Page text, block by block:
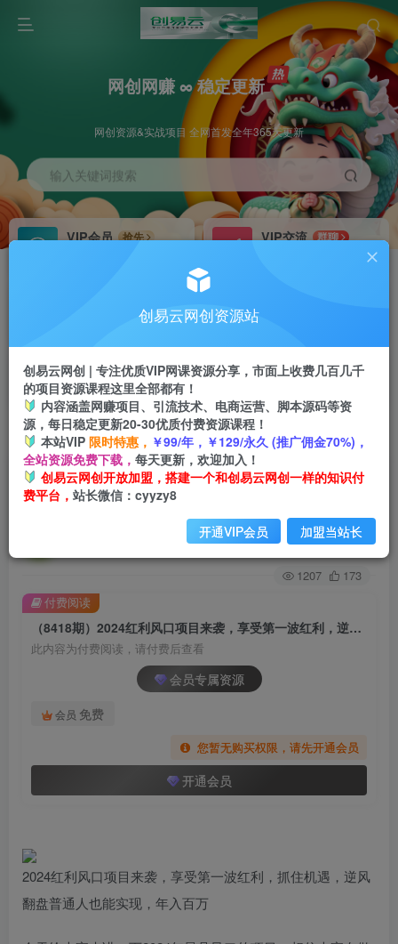
网创网赚 ∞ 稳定更新
网创资源&实战项目 全网首发全年365天更新
输入关键词搜索
VIP会员
抢先
VIP交流
群聊
研究探讨更多创业项目路子。
会员专属推广链接
挂机 项目
脚本卡密
APP下载
GO
首页 创业课程 会员专属 正文
（8418期）2024红利风口项目来袭，享受第一波
红利，逆风翻盘普通人也能实现，年入百万
关注
1207 173
（8418期）2024红利风口项目来袭，享受第一波红利，逆风翻盘普通人也能实现，年入百万
此内容为付费阅读，请付费后查看
会员专属资源
会员 免费
您暂无购买权限，请先开通会员
开通会员
付费阅读
2024红利风口项目来袭，享受第一波红利，抓住机遇，逆风
翻盘普通人也能实现，年入百万
创易云网创资源站
创易云网创 | 专注优质VIP网课资源分享，市面上收费几百几千
的项目资源课程这里全部都有！
内容涵盖网赚项目、引流技术、电商运营、脚本源码等资
源，每日稳定更新20-30优质付费资源课程！
本站VIP 限时特惠， ￥99/年，￥129/永久 (推广佣金70%)，
全站资源免费下载， 每天更新，欢迎加入！
创易云网创开放加盟，搭建一个和创易云网创一样的知识付
费平台， 站长微信：cyyzy8
开通VIP会员 加盟当站长